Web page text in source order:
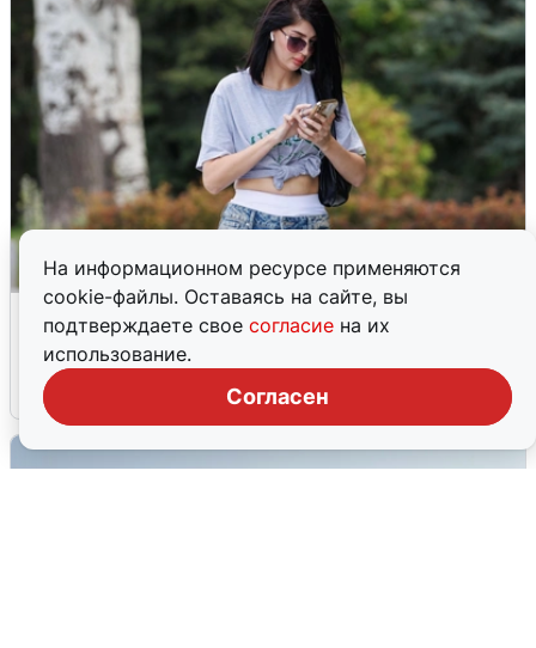
На информационном ресурсе применяются
cookie-файлы. Оставаясь на сайте, вы
подтверждаете свое согласие на их
использование.
Согласен
Волгоградцы остались без
мобильного интернета
6 августа